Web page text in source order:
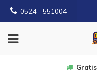
0524 - 551004
Gratis